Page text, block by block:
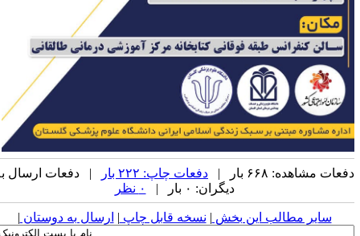
مشاهده: ۶۶۸ بار | دفعات چاپ: ۲۲۲ بار
| دفعات ارسال به
دیگران: ۰ بار |
سایر مطالب این بخش | نسخه قابل چاپ| ارسال به دوستان|